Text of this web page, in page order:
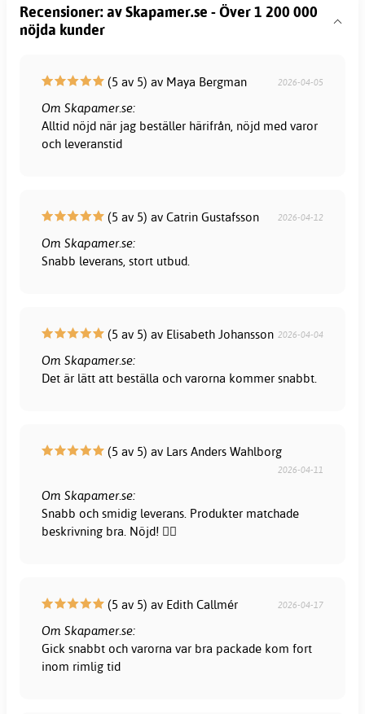
Recensioner: av Skapamer.se - Över 1 200 000
nöjda kunder
(5 av 5) av Maya Bergman 2026-04-05
Om Skapamer.se:
Alltid nöjd när jag beställer härifrån, nöjd med varor
och leveranstid
(5 av 5) av Catrin Gustafsson 2026-04-12
Om Skapamer.se:
Snabb leverans, stort utbud.
(5 av 5) av Elisabeth Johansson 2026-04-04
Om Skapamer.se:
Det är lätt att beställa och varorna kommer snabbt.
(5 av 5) av Lars Anders Wahlborg
2026-04-11
Om Skapamer.se:
Snabb och smidig leverans. Produkter matchade
beskrivning bra. Nöjd! 👍🏻
(5 av 5) av Edith Callmér 2026-04-17
Om Skapamer.se:
Gick snabbt och varorna var bra packade kom fort
inom rimlig tid